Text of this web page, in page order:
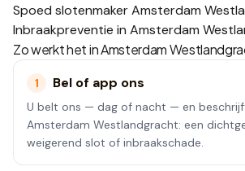
Spoed slotenmaker Amsterdam
Inbraakpreventie in Amsterdam
Zo werkt het inAmsterdam
1 Bel of app ons
U belt ons — dag of nacht — en
Amsterdam Westlandgracht: een
weigerend slot of inbraakschade.